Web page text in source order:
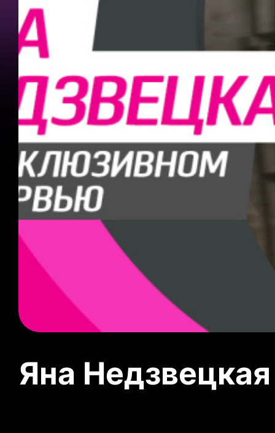
Яна Недзвецкая